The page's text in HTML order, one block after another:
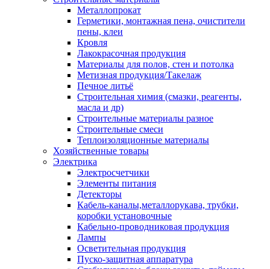
Металлопрокат
Герметики, монтажная пена, очистители
пены, клеи
Кровля
Лакокрасочная продукция
Материалы для полов, стен и потолка
Метизная продукция/Такелаж
Печное литьё
Строительная химия (смазки, реагенты,
масла и др)
Строительные материалы разное
Строительные смеси
Теплоизоляционные материалы
Хозяйственные товары
Электрика
Электросчетчики
Элементы питания
Детекторы
Кабель-каналы,металлорукава, трубки,
коробки установочные
Кабельно-проводниковая продукция
Лампы
Осветительная продукция
Пуско-защитная аппаратура